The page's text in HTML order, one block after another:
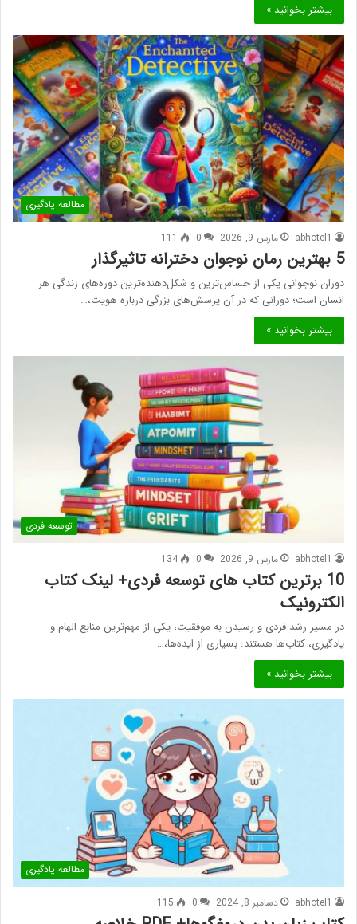
بیشتر بخوانید »
مطالعه یادگیری
abhotel1 مارس 9, 2026 0
111
5 بهترین رمان نوجوان دخترانه تاثیرگذار
دوران نوجوانی یکی از حساس‌ترین و شکل‌دهنده‌ترین دوره‌های زندگی هر
انسان است؛ دورانی که در آن پرسش‌های بزرگی درباره هویت،…
بیشتر بخوانید »
توسعه فردی
abhotel1 مارس 9, 2026 0
134
10 برترین کتاب های توسعه فردی+ لینک کتاب
الکترونیک
در مسیر رشد فردی و رسیدن به موفقیت، یکی از مهم‌ترین منابع الهام و
یادگیری، کتاب‌ها هستند. بسیاری از ایده‌ها،…
بیشتر بخوانید »
مطالعه یادگیری
abhotel1 دسامبر 8, 2024 0
115